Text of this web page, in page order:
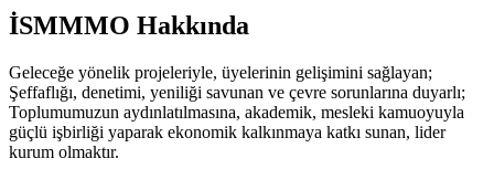
İSMMMO Hakkında
Geleceğe yönelik projeleriyle, üyelerinin gelişimini sağlayan;
Şeffaflığı, denetimi, yeniliği savunan ve çevre sorunlarına duyarlı;
Toplumumuzun aydınlatılmasına, akademik, mesleki kamuoyuyla
güçlü işbirliği yaparak ekonomik kalkınmaya katkı sunan, lider
kurum olmaktır.